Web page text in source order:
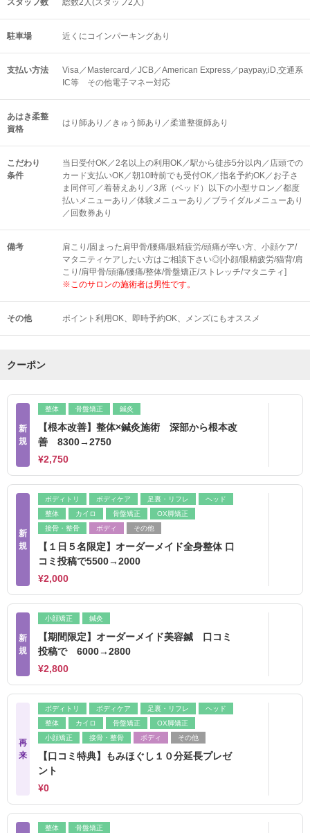
スタッフ数 総数2人(スタッフ2人)
駐車場 近くにコインパーキングあり
支払い方法
Visa／Mastercard／JCB／American Express／paypay,iD,交通系
IC等 その他電子マネー対応
あはき柔整
資格
はり師あり／きゅう師あり／柔道整復師あり
こだわり
条件
当日受付OK／2名以上の利用OK／駅から徒歩5分以内／店頭での
カード支払いOK／朝10時前でも受付OK／指名予約OK／お子さ
ま同伴可／着替えあり／3席（ベッド）以下の小型サロン／都度
払いメニューあり／体験メニューあり／ブライダルメニューあり
／回数券あり
備考
肩こり/固まった肩甲骨/腰痛/眼精疲労/頭痛が辛い方、小顔ケア/
マタニティケアしたい方はご相談下さい◎[小顔/眼精疲労/猫背/肩
こり/肩甲骨/頭痛/腰痛/整体/骨盤矯正/ストレッチ/マタニティ]
※このサロンの施術者は男性です。
その他 ポイント利用OK 即時予約OK メンズにもオススメ
クーポン
新
規
整体 骨盤矯正 鍼灸
【根本改善】整体×鍼灸施術 深部から根本改
善 8300→2750
¥2,750
新
規
ボディトリ ボディケア 足裏・リフレ
ヘッド
整体
カイロ 骨盤矯正
OX脚矯正
接骨・整骨
ボディ その他
【１日５名限定】オーダーメイド全身整体 口
コミ投稿で5500→2000
¥2,000
新
規
小顔矯正 鍼灸
【期間限定】オーダーメイド美容鍼 口コミ
投稿で 6000→2800
¥2,800
再
来
ボディトリ ボディケア 足裏・リフレ
ヘッド
整体
カイロ 骨盤矯正
OX脚矯正
小顔矯正
接骨・整骨 ボディ その他
【口コミ特典】もみほぐし１０分延長プレゼ
ント
¥0
整体 骨盤矯正